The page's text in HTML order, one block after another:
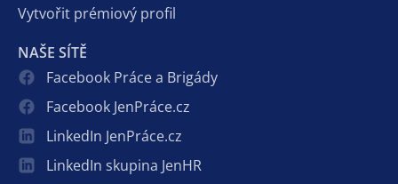
Vytvořit prémiový profil
NAŠE SÍTĚ
Facebook Práce a Brigády
Facebook JenPráce.cz
LinkedIn JenPráce.cz
LinkedIn skupina JenHR